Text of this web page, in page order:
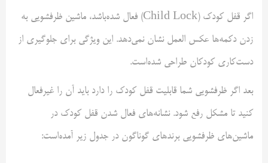
اگر قفل کودک (Child Lock) فعال شده‌باشد، ماشین ظرفشویی به
زدن دکمه‌ها عکس العمل نشان نمی‌دهد. این ویژگی برای جلوگیری از
دست‌کاری کودکان طراحی شده‌است.
بعد اگر ظرفشویی شما قابلیت قفل کودک را دارد باید آن را غیرفعال
کنید تا مشکل رفع شود. نشانه‌های فعال شدن قفل کودک در
ماشین‌های ظرفشویی برندهای گوناگون در جدول زیر آمده‌است: